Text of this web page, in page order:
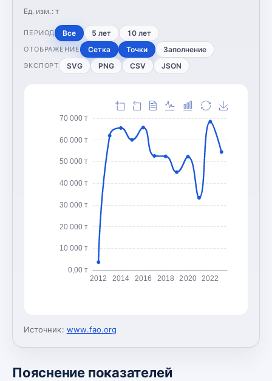
Ед. изм.: т
ПЕРИОД Все 5 лет 10 лет
ОТОБРАЖЕНИЕ Сетка Точки Заполнение
ЭКСПОРТ SVG PNG CSV JSON
0,00 т
10 000 т
20 000 т
30 000 т
40 000 т
50 000 т
60 000 т
70 000 т
2012 2014 2016 2018 2020 2022
Источник: www.fao.org
Пояснение показателей